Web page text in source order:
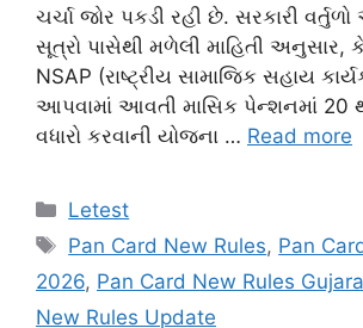
ચર્ચા જોર પકડી રહી છે. સરકારી
સૂત્રો પાસેથી મળેલી માહિતી અનુસાર,
NSAP (રાષ્ટ્રીય સામાજિક સહાય
આપવામાં આવતી માસિક પેન્શનમાં 20
વધારો કરવાની યોજના … Read more
Categories
Letest
Tags
Pan Card New Rules, Pan
2026, Pan Card New Rules
New Rules Update